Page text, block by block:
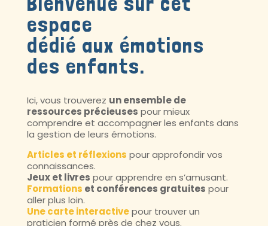
espace
dédié aux émotions
des enfants.
Ici, vous trouverez un ensemble de
ressources précieuses pour mieux
comprendre et accompagner les enfants dans
la gestion de leurs émotions.
Articles et réflexions pour approfondir vos
connaissances.
Jeux et livres pour apprendre en s’amusant.
Formations et conférences gratuites pour
aller plus loin.
Une carte interactivepour trouver un
praticien formé près de chez vous.